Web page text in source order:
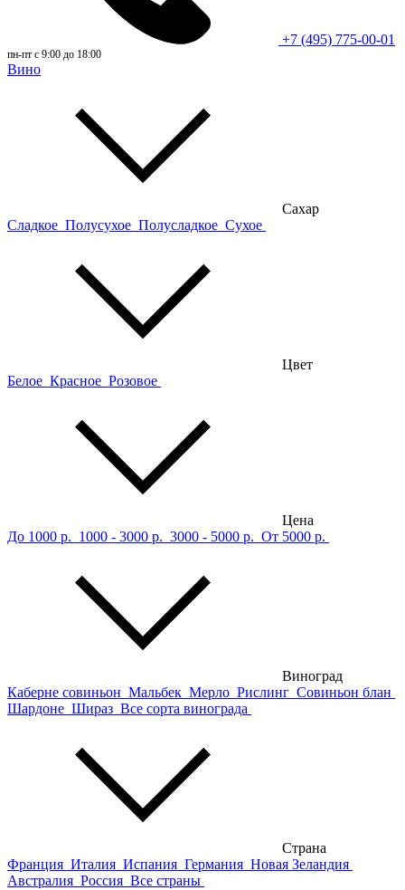
+7 (495) 775-00-01
пн-пт с 9:00 до 18:00
Вино
Сахар
Сладкое Полусухое Полусладкое Сухое
Цвет
Белое Красное Розовое
Цена
До 1000 р. 1000 - 3000 р. 3000 - 5000 р. От 5000 р.
Виноград
Каберне совиньон Мальбек Мерло Рислинг Совиньон блан
Шардоне Шираз Все сорта винограда
Страна
Франция Италия Испания Германия Новая Зеландия
Австралия Россия Все страны